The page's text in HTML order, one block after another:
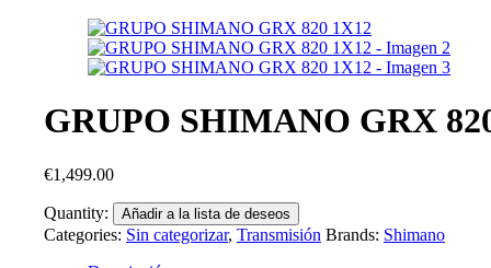
GRUPO SHIMANO GRX
€1,499.00
Quantity: Añadir a la lista de deseos
Categories: Sin categorizar, Transmisión Brands: Shimano